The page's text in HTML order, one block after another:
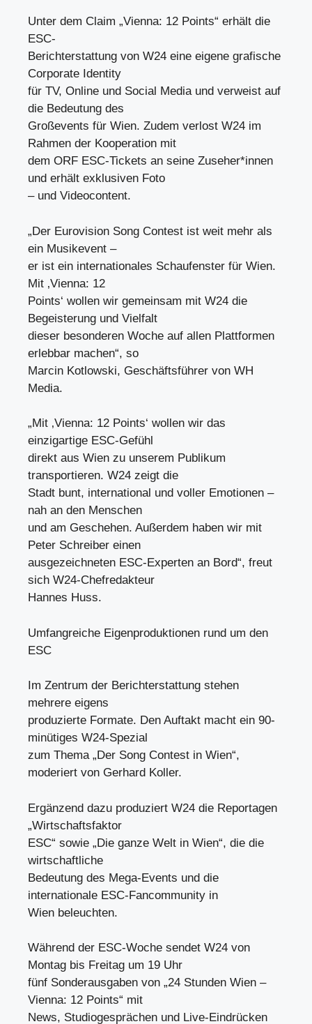
Unter dem Claim „Vienna: 12 Points“ erhält die
ESC-
Berichterstattung von W24 eine eigene grafische
Corporate Identity
für TV, Online und Social Media und verweist auf
die Bedeutung des
Großevents für Wien. Zudem verlost W24 im
Rahmen der Kooperation mit
dem ORF ESC-Tickets an seine Zuseher*innen
und erhält exklusiven Foto
– und Videocontent.
„Der Eurovision Song Contest ist weit mehr als
ein Musikevent –
er ist ein internationales Schaufenster für Wien.
Mit ‚Vienna: 12
Points‘ wollen wir gemeinsam mit W24 die
Begeisterung und Vielfalt
dieser besonderen Woche auf allen Plattformen
erlebbar machen“, so
Marcin Kotlowski, Geschäftsführer von WH
Media.
„Mit ‚Vienna: 12 Points‘ wollen wir das
einzigartige ESC-Gefühl
direkt aus Wien zu unserem Publikum
transportieren. W24 zeigt die
Stadt bunt, international und voller Emotionen –
nah an den Menschen
und am Geschehen. Außerdem haben wir mit
Peter Schreiber einen
ausgezeichneten ESC-Experten an Bord“, freut
sich W24-Chefredakteur
Hannes Huss.
Umfangreiche Eigenproduktionen rund um den
ESC
Im Zentrum der Berichterstattung stehen
mehrere eigens
produzierte Formate. Den Auftakt macht ein 90-
minütiges W24-Spezial
zum Thema „Der Song Contest in Wien“,
moderiert von Gerhard Koller.
Ergänzend dazu produziert W24 die Reportagen
„Wirtschaftsfaktor
ESC“ sowie „Die ganze Welt in Wien“, die die
wirtschaftliche
Bedeutung des Mega-Events und die
internationale ESC-Fancommunity in
Wien beleuchten.
Während der ESC-Woche sendet W24 von
Montag bis Freitag um 19 Uhr
fünf Sonderausgaben von „24 Stunden Wien –
Vienna: 12 Points“ mit
News, Studiogesprächen und Live-Eindrücken